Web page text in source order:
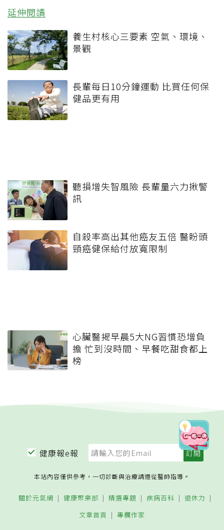
延伸閱讀
養生村核心三要素 空氣、環境、
景觀
長輩每日10分鐘運動 比買任何保
健品更有用
聽損增失智風險 長輩量六力揪警
訊
自殺率高出其他癌友五倍 醫盼頭
頸癌健保給付放寬限制
心臟醫揭早晨5大NG習慣恐增負
擔 忙到沒時間、早餐吃甜食都上
榜
健康報e報
本站內容僅供參考，一切診斷與治療請遵從醫師指導。
關於元氣網 健康聚樂部 精選專題 疾病百科
退休力
文章首頁
專欄作家